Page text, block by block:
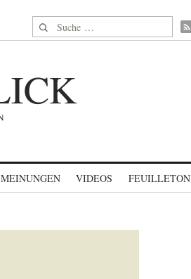
Suche nach:
MEINUNGEN VIDEOS FEUILLETON